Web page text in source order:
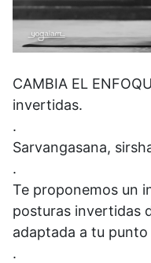
CAMBIA EL
invertidas.
.
Sarvangasana,
.
Te proponemos un
posturas invertidas
adaptada a tu
.